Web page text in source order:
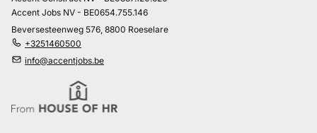
Accent Jobs NV - BE0654.755.146
Beversesteenweg 576, 8800 Roeselare
+3251460500
info@accentjobs.be